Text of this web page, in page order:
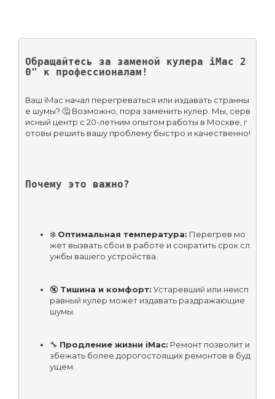
Обращайтесь за заменой кулера iMac 2
0" к профессионалам!
Ваш iMac начал перегреваться или издавать странны
е шумы? 🤔 Возможно, пора заменить кулер. Мы, серв
исный центр с 20-летним опытом работы в Москве, г
отовы решить вашу проблему быстро и качественно!
Почему это важно?
❄️ Оптимальная температура: Перегрев мо
жет вызвать сбои в работе и сократить срок сл
ужбы вашего устройства.
🔇 Тишина и комфорт: Устаревший или неисп
равный кулер может издавать раздражающие
шумы.
🔧 Продление жизни iMac: Ремонт позволит и
збежать более дорогостоящих ремонтов в буд
ущем.